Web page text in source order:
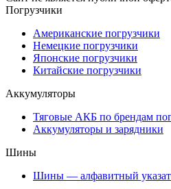
Погрузчики
Американские погрузчики
Немецкие погрузчики
Японские погрузчики
Китайские погрузчики
Аккумуляторы
Тяговые АКБ по брендам
Аккумуляторы и зарядники
Шины
Шины — алфавитный